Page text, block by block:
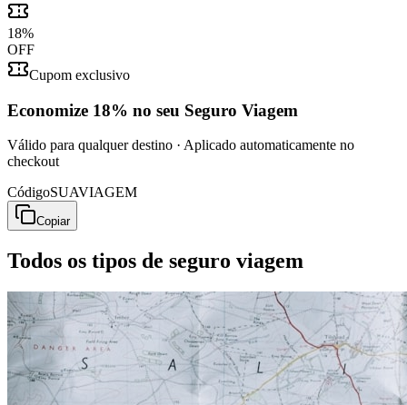
18%
OFF
Cupom exclusivo
Economize 18% no seu Seguro Viagem
Válido para qualquer destino · Aplicado automaticamente no
checkout
CódigoSUAVIAGEM
Copiar
Todos os tipos de seguro viagem